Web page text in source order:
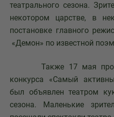
театрального сезона.
некотором царстве, в
постановке главного
«Демон» по известной
Также 17 мая
конкурса «Самый
был объявлен театром
сезона. Маленькие